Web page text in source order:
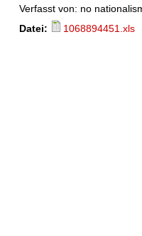
Verfasst von: no
Datei:
1068894451.xls